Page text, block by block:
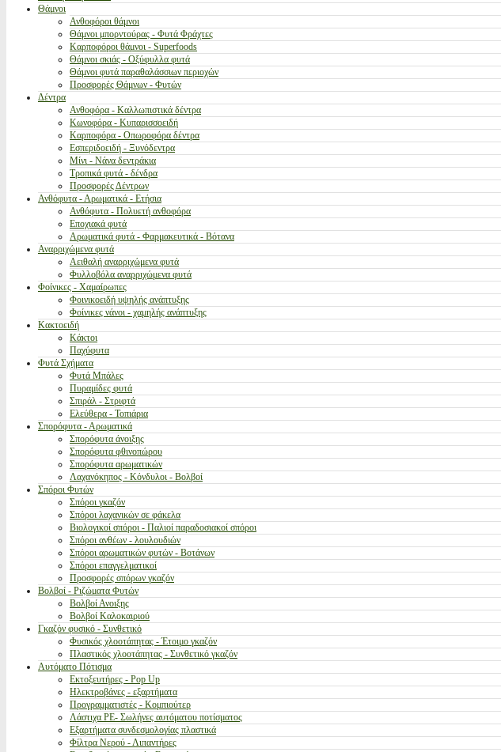
Θάμνοι
Ανθοφόροι θάμνοι
Θάμνοι μπορντούρας - Φυτά Φράχτες
Καρποφόροι θάμνοι - Superfoods
Θάμνοι σκιάς - Οξύφυλλα φυτά
Θάμνοι φυτά παραθαλάσσιων περιοχών
Προσφορές Θάμνων - Φυτών
Δέντρα
Ανθοφόρα - Καλλωπιστικά δέντρα
Κωνοφόρα - Κυπαρισσοειδή
Καρποφόρα - Οπωροφόρα δέντρα
Εσπεριδοειδή - Ξυνόδεντρα
Μίνι - Νάνα δεντράκια
Τροπικά φυτά - δένδρα
Προσφορές Δέντρων
Ανθόφυτα - Αρωματικά - Ετήσια
Ανθόφυτα - Πολυετή ανθοφόρα
Εποχιακά φυτά
Αρωματικά φυτά - Φαρμακευτικά - Βότανα
Αναρριχώμενα φυτά
Αειθαλή αναρριχώμενα φυτά
Φυλλοβόλα αναρριχώμενα φυτά
Φοίνικες - Χαμαίρωπες
Φοινικοειδή υψηλής ανάπτυξης
Φοίνικες νάνοι - χαμηλής ανάπτυξης
Κακτοειδή
Κάκτοι
Παχύφυτα
Φυτά Σχήματα
Φυτά Μπάλες
Πυραμίδες φυτά
Σπιράλ - Στριφτά
Ελεύθερα - Τοπιάρια
Σπορόφυτα - Αρωματικά
Σπορόφυτα άνοιξης
Σπορόφυτα φθινοπώρου
Σπορόφυτα αρωματικών
Λαχανόκηπος - Κόνδυλοι - Βολβοί
Σπόροι Φυτών
Σπόροι γκαζόν
Σπόροι λαχανικών σε φάκελα
Βιολογικοί σπόροι - Παλιοί παραδοσιακοί σπόροι
Σπόροι ανθέων - λουλουδιών
Σπόροι αρωματικών φυτών - Βοτάνων
Σπόροι επαγγελματικοί
Προσφορές σπόρων γκαζόν
Βολβοί - Ριζώματα Φυτών
Βολβοί Ανοιξης
Βολβοί Καλοκαιριού
Γκαζόν φυσικό - Συνθετικό
Φυσικός χλοοτάπητας - Έτοιμο γκαζόν
Πλαστικός χλοοτάπητας - Συνθετικό γκαζόν
Αυτόματο Πότισμα
Εκτοξευτήρες - Pop Up
Ηλεκτροβάνες - εξαρτήματα
Προγραμματιστές - Κομπιούτερ
Λάστιχα PE- Σωλήνες αυτόματου ποτίσματος
Εξαρτήματα συνδεσμολογίας πλαστικά
Φίλτρα Νερού - Λιπαντήρες